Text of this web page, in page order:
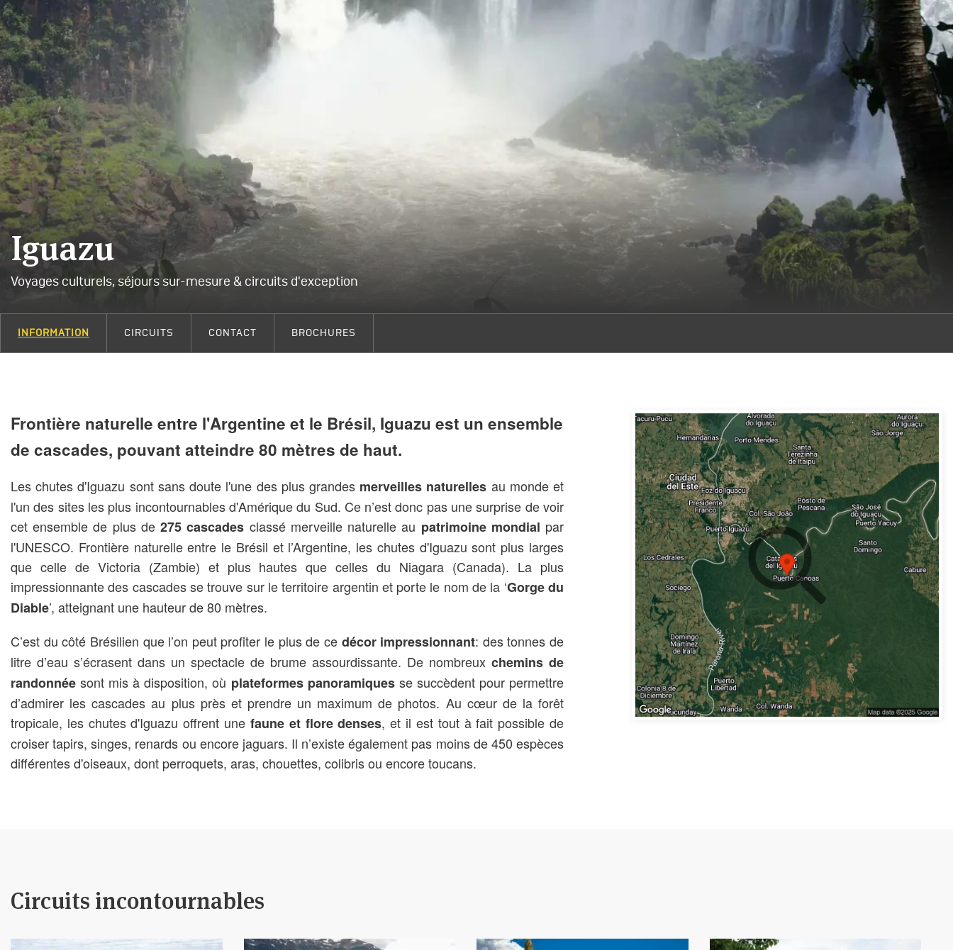
Iguazu
Voyages culturels, séjours sur-mesure & circuits d'exception
INFORMATION CIRCUITS CONTACT BROCHURES
Frontière naturelle entre l'Argentine et le Brésil, Iguazu est un ensemble
de cascades, pouvant atteindre 80 mètres de haut.
Les chutes d'Iguazu sont sans doute l'une des plus grandes merveilles naturelles au monde et
l'un des sites les plus incontournables d'Amérique du Sud. Ce n’est donc pas une surprise de voir
cet ensemble de plus de275 cascades classé merveille naturelle au patrimoine mondial par
l'UNESCO. Frontière naturelle entre le Brésil et l’Argentine, les chutes d'Iguazu sont plus larges
que celle de Victoria (Zambie) et plus hautes que celles du Niagara (Canada). La plus
impressionnante des cascades se trouve sur le territoire argentin et porte le nom de la ‘Gorge du
Diable’, atteignant une hauteur de 80 mètres.
C’est du côté Brésilien que l’on peut profiter le plus de ce décor impressionnant: des tonnes de
litre d’eau s’écrasent dans un spectacle de brume assourdissante. De nombreux chemins de
randonnée sont mis à disposition, où plateformes panoramiquesse succèdent pour permettre
d’admirer les cascades au plus près et prendre un maximum de photos. Au cœur de la forêt
tropicale, les chutes d'Iguazu offrent une faune et flore denses, et il est tout à fait possible de
croiser tapirs, singes, renards ou encore jaguars. Il n’existe également pas moins de 450 espèces
différentes d'oiseaux, dont perroquets, aras, chouettes, colibris ou encore toucans.
Circuits incontournables